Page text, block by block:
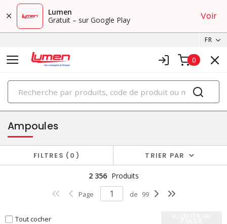
Lumen
Gratuit – sur Google Play
Voir
FR
0
PRODUITS
éclairage
Ampoules
FILTRES 0 TRIER PAR
2 356 Produits
Page de 99
Tout cocher